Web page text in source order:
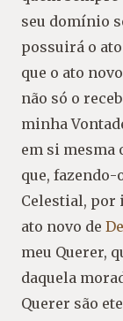
seu domínio
possuirá o
que o ato
não só o
minha
em si mesma
que,
Celestial, por
ato novo de
meu Querer,
daquela
Querer são